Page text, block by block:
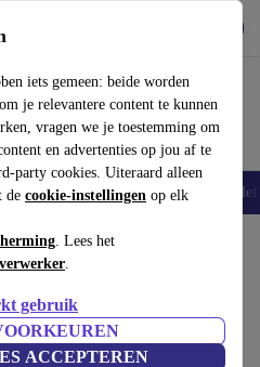
iets gemeen: beide worden
je relevantere content te kunnen
vragen we je toestemming om
en advertenties op jou af te
party cookies. Uiteraard alleen
de cookie-instellingen op elk
. Lees het
.
gebruik
ACCEPTEREN
Smartwatches Accessoires
onder 2400€ – bespaar tot 40%. 30
Shop vandaag nog duurzaam!